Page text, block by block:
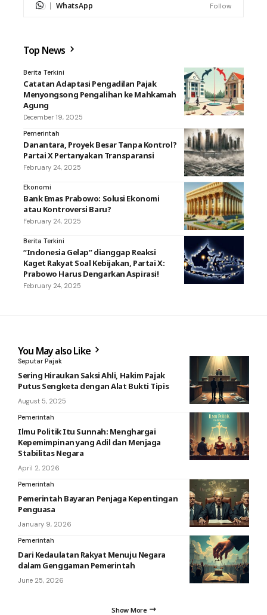
WhatsApp Follow
Top News
Berita Terkini
Catatan Adaptasi Pengadilan Pajak
Menyongsong Pengalihan ke Mahkamah
Agung
December 19, 2025
Pemerintah
Danantara, Proyek Besar Tanpa Kontrol?
Partai X Pertanyakan Transparansi
February 24, 2025
Ekonomi
Bank Emas Prabowo: Solusi Ekonomi
atau Kontroversi Baru?
February 24, 2025
Berita Terkini
“Indonesia Gelap” dianggap Reaksi
Kaget Rakyat Soal Kebijakan, Partai X:
Prabowo Harus Dengarkan Aspirasi!
February 24, 2025
You May also Like
Seputar Pajak
Sering Hiraukan Saksi Ahli, Hakim Pajak
Putus Sengketa dengan Alat Bukti Tipis
August 5, 2025
Pemerintah
Ilmu Politik Itu Sunnah: Menghargai
Kepemimpinan yang Adil dan Menjaga
Stabilitas Negara
April 2, 2026
Pemerintah
Pemerintah Bayaran Penjaga Kepentingan
Penguasa
January 9, 2026
Pemerintah
Dari Kedaulatan Rakyat Menuju Negara
dalam Genggaman Pemerintah
June 25, 2026
Show More